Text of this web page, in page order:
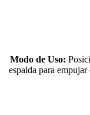
Modo de Uso:
espalda para